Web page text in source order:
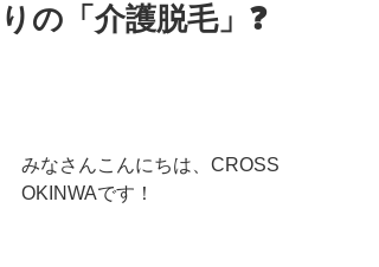
りの「介護脱毛」❓
みなさんこんにちは、CROSS
OKINWAです！